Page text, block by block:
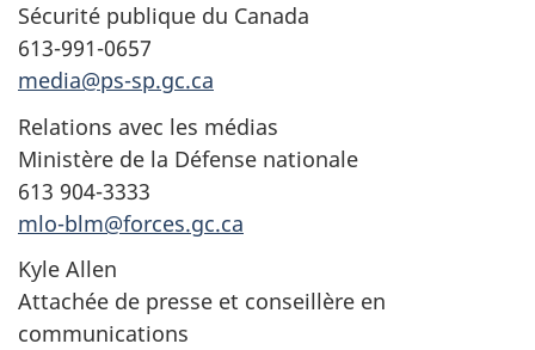
Sécurité publique du Canada
613-991-0657
media@ps-sp.gc.ca
Relations avec les médias
Ministère de la Défense nationale
613 904-3333
mlo-blm@forces.gc.ca
Kyle Allen
Attachée de presse et conseillère en
communications